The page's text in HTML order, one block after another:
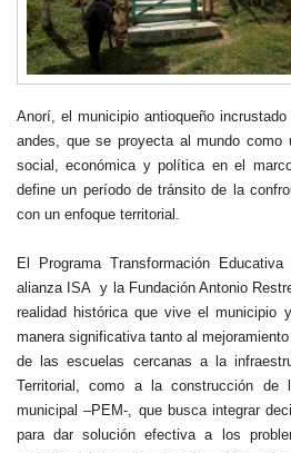
Anorí, el municipio antioqueño
andes, que se proyecta al mundo como
social, económica y política en el
define un período de tránsito de la
con un enfoque territorial.
El Programa Transformación
alianza ISA y la Fundación Antonio
realidad histórica que vive el municipio
manera significativa tanto al
de las escuelas cercanas a la
Territorial, como a la construcción de
municipal –PEM-, que busca integrar
para dar solución efectiva a los